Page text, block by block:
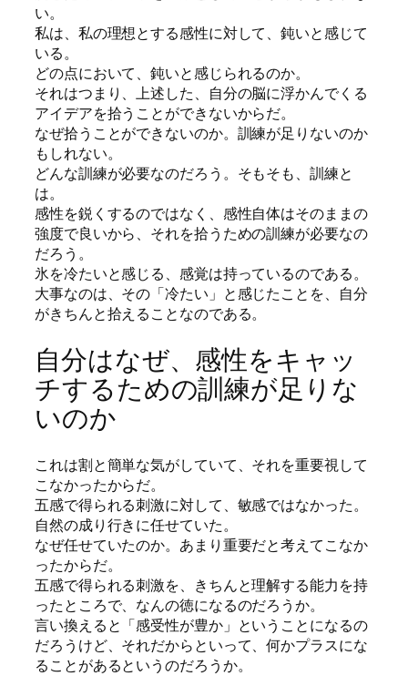
い。
私は、私の理想とする感性に対して、鈍いと感じて
いる。
どの点において、鈍いと感じられるのか。
それはつまり、上述した、自分の脳に浮かんでくる
アイデアを拾うことができないからだ。
なぜ拾うことができないのか。訓練が足りないのか
もしれない。
どんな訓練が必要なのだろう。そもそも、訓練と
は。
感性を鋭くするのではなく、感性自体はそのままの
強度で良いから、それを拾うための訓練が必要なの
だろう。
氷を冷たいと感じる、感覚は持っているのである。
大事なのは、その「冷たい」と感じたことを、自分
がきちんと拾えることなのである。
自分はなぜ、感性をキャッ
チするための訓練が足りな
いのか
これは割と簡単な気がしていて、それを重要視して
こなかったからだ。
五感で得られる刺激に対して、敏感ではなかった。
自然の成り行きに任せていた。
なぜ任せていたのか。あまり重要だと考えてこなか
ったからだ。
五感で得られる刺激を、きちんと理解する能力を持
ったところで、なんの徳になるのだろうか。
言い換えると「感受性が豊か」ということになるの
だろうけど、それだからといって、何かプラスにな
ることがあるというのだろうか。